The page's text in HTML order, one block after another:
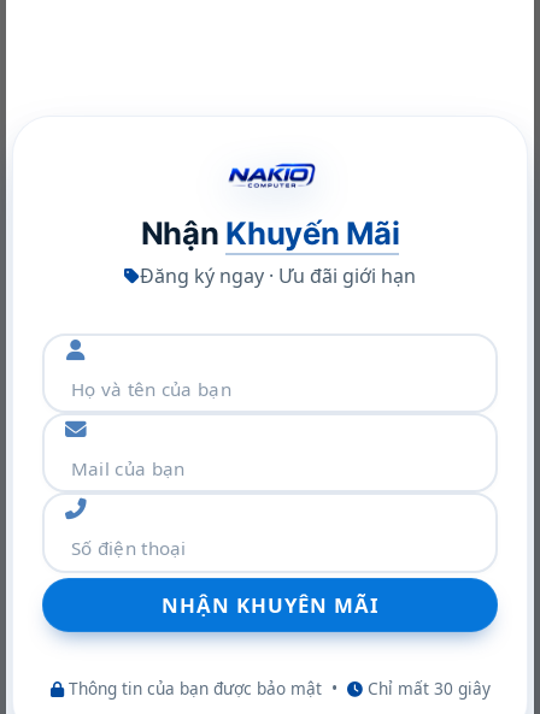
Nhận Khuyến Mãi
Đăng ký ngay · Ưu đãi giới hạn
Thông tin của bạn được bảo mật • Chỉ mất 30 giây
NVIDIA RTX A400 Desktop Workstation: Sức Mạnh Chuyên
Khám phá VGA Leadtek RTX A400 4GB: Sức mạnh Ampere
trong thiết kế nhỏ gọn
22/06/2026